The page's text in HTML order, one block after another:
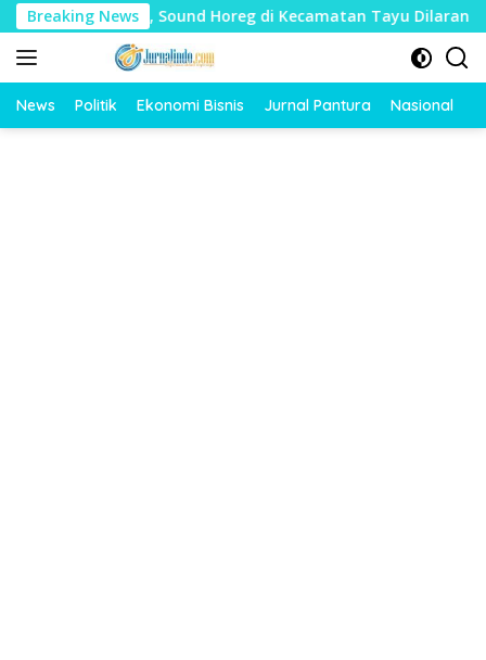
Langsung
ke
konten
Breaking News
Sound Horeg di Kecamatan Tayu Dilarang Dua
News Politik Ekonomi Bisnis Jurnal Pantura Nasional